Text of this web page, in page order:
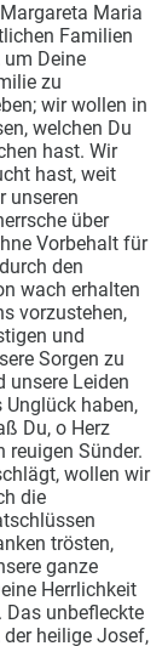
Maria
Familien
Deine
zu
wir wollen in
welchen Du
hast. Wir
hast, weit
unseren
über
Vorbehalt für
den
wach erhalten
vorzustehen,
und
Sorgen zu
unsere Leiden
haben,
Du, o Herz
reuigen Sünder.
wollen wir
die
trösten,
ganze
Herrlichkeit
Das unbefleckte
heilige Josef,